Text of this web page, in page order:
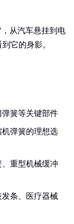
从汽车悬挂到电
它的身影。
弹簧等关键部件
机弹簧的理想选
、重型机械缓冲
发条、医疗器械